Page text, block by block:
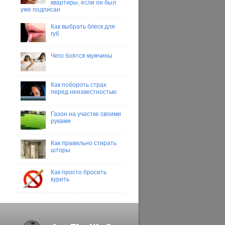
квартиры, если он был
уже подписан
Как выбрать блеск для
губ
Чего боятся мужчины
Как побороть страх
перед неизвестностью
Газон на участке своими
руками
Как правильно стирать
шторы
Как просто бросить
курить